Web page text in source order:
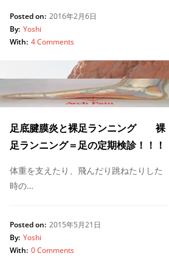
Posted on: 2016年2月6日
By: Yoshi
With: 4 Comments
足底腱膜炎と裸足ランニング 裸
足ランニング＝足の定期検診！！！
体重を支えたり、飛んだり跳ねたりした
時の…
Posted on: 2015年5月21日
By: Yoshi
With: 0 Comments